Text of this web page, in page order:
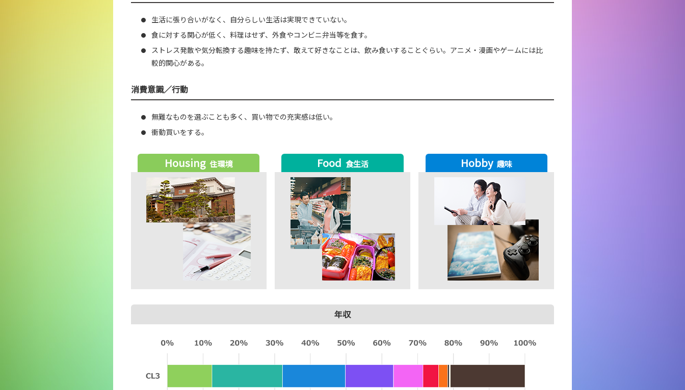
● 生活に張り合いがなく、自分らしい生活は実現できていない。
● 食に対する関心が低く、料理はせず、外食やコンビニ弁当等を食す。
●
ストレス発散や気分転換する趣味を持たず、敢えて好きなことは、飲み食いすることぐらい。アニメ・漫画やゲームには比
較的関心がある。
消費意識／行動
● 無難なものを選ぶことも多く、買い物での充実感は低い。
● 衝動買いをする。
Housing 住環境 Food 食生活 Hobby 趣味
年収